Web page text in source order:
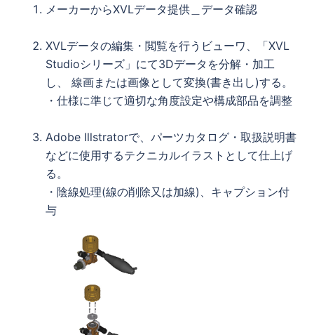
メーカーからXVLデータ提供＿データ確認
XVLデータの編集・閲覧を行うビューワ、「XVL
Studioシリーズ」にて3Dデータを分解・加工
し、 線画または画像として変換(書き出し)する。
・仕様に準じて適切な角度設定や構成部品を調整
Adobe Illstratorで、パーツカタログ・取扱説明書
などに使用するテクニカルイラストとして仕上げ
る。
・陰線処理(線の削除又は加線)、キャプション付
与